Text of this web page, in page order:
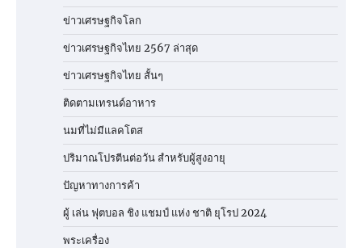
ข่าวเศรษฐกิจโลก
ข่าวเศรษฐกิจไทย 2567 ล่าสุด
ข่าวเศรษฐกิจไทย สั้นๆ
ติดตามเทรนด์อาหาร
นมที่ไม่มีแลคโตส
ปริมาณโปรตีนต่อวัน สำหรับผู้สูงอายุ
ปัญหาทางการค้า
ผู้ เล่น ฟุตบอล ชิง แชมป์ แห่ง ชาติ ยุโรป 2024
พระเครื่อง